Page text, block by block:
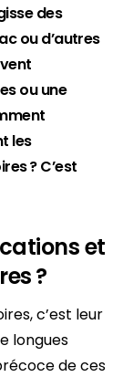
des
ou d’autres
ou une
les
? C’est
et
?
c’est leur
longues
de ces